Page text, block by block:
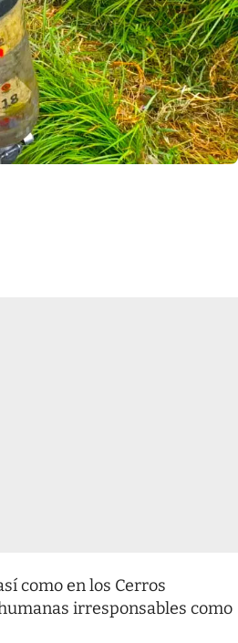
como en los Cerros
irresponsables como